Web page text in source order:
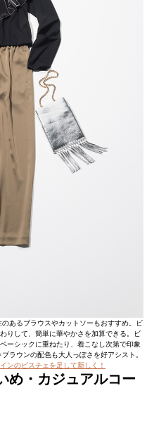
あるブラウスやカットソーもおすすめ。ビ
りして、簡単に華やかさを加算できる。ビ
ーシックに重ねたり、着こなし次第で印象
ラウンの配色も大人っぽさを好アシスト。
ンのビスチェを足して新しく！
め・カジュアルコー